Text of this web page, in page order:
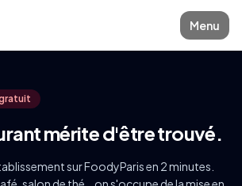
Menu
mérited'être trouvé.
sur FoodyParis en 2 minutes.